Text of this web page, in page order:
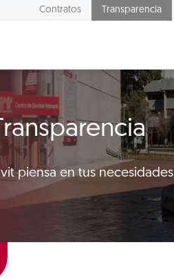
Contratos Transparencia
piensa en tus necesidades